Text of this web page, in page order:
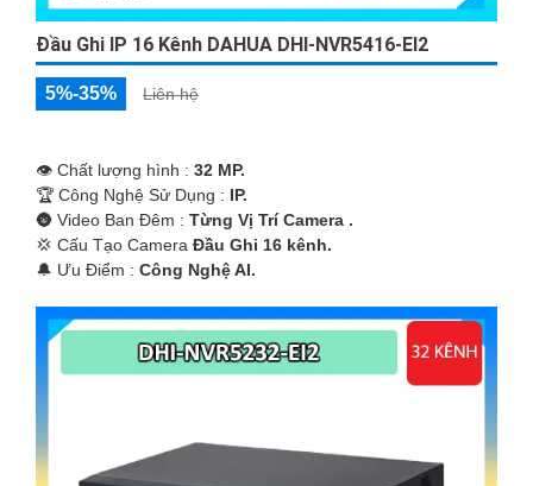
Đầu Ghi IP 16 Kênh DAHUA DHI-NVR5416-EI2
5%-35% Liên hệ
👁 Chất lượng hình : 32 MP.
🏆 Công Nghệ Sử Dụng : IP.
🌚 Video Ban Đêm : Từng Vị Trí Camera .
💢 Cấu Tạo Camera Đầu Ghi 16 kênh.
️🔔 Ưu Điểm : Công Nghệ AI.